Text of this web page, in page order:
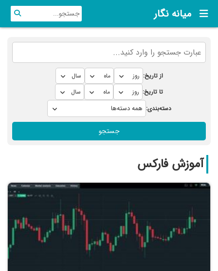
میانه نگار
از تاریخ:
تا تاریخ:
دسته‌بندی:
جستجو
آموزش فارکس